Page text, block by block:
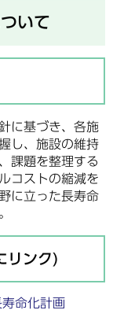
いて
に基づき、各施
し、施設の維持
課題を整理する
コストの縮減を
に立った長寿命
リンク)
命化計画